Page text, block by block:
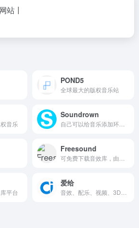
站丨
POND5
全球最大的版权音乐站
音乐
Soundrown
Freesound
平台
爱给